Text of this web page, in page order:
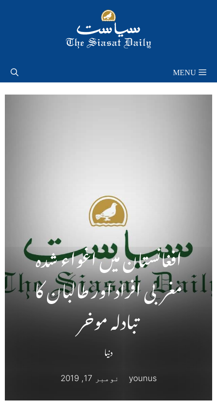
MENU
افغانستان میں اغواء شدہ
مغربی افراد اور طالبان کا
تبادلہ موخر
دنیا
younus نومبر 17, 2019